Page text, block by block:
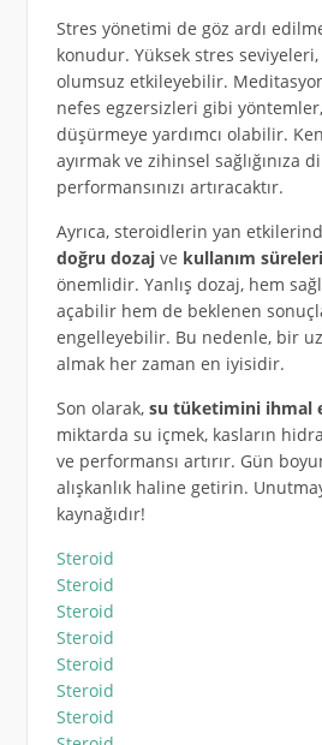
Stres yönetimi de göz ardı
konudur. Yüksek stres
olumsuz etkileyebilir.
nefes egzersizleri gibi
düşürmeye yardımcı olabilir.
ayırmak ve zihinsel sağlığınıza
performansınızı artıracaktır.
Ayrıca, steroidlerin yan
doğru dozajve kullanım süreleri
önemlidir. Yanlış dozaj, hem
açabilir hem de beklenen
engelleyebilir. Bu nedenle, bir
almak her zaman en iyisidir.
Son olarak, su tüketimini ihmal
miktarda su içmek, kasların
ve performansı artırır. Gün
alışkanlık haline getirin.
kaynağıdır!
Steroid
Steroid
Steroid
Steroid
Steroid
Steroid
Steroid